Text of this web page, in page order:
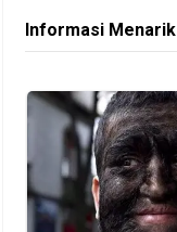
Informasi Menarik